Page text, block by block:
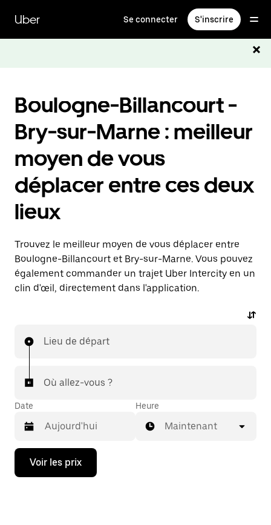
contenu
principal
Uber Se connecter S'inscrire
Boulogne-Billancourt -
Bry-sur-Marne : meilleur
moyen de vous
déplacer entre ces deux
lieux
Trouvez le meilleur moyen de vous déplacer entre
Boulogne-Billancourt et Bry-sur-Marne. Vous pouvez
également commander un trajet Uber Intercity en un
clin d'œil, directement dans l'application.
Lieu de départ
Où allez-vous ?
Date
Appuyez
la
Heure
Maintenant
Voir les prix